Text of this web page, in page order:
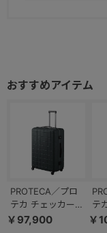
PROTECA／プロ
テカ チェッカーフ
レーム スーツケー
￥97,900
テ
ツ
￥